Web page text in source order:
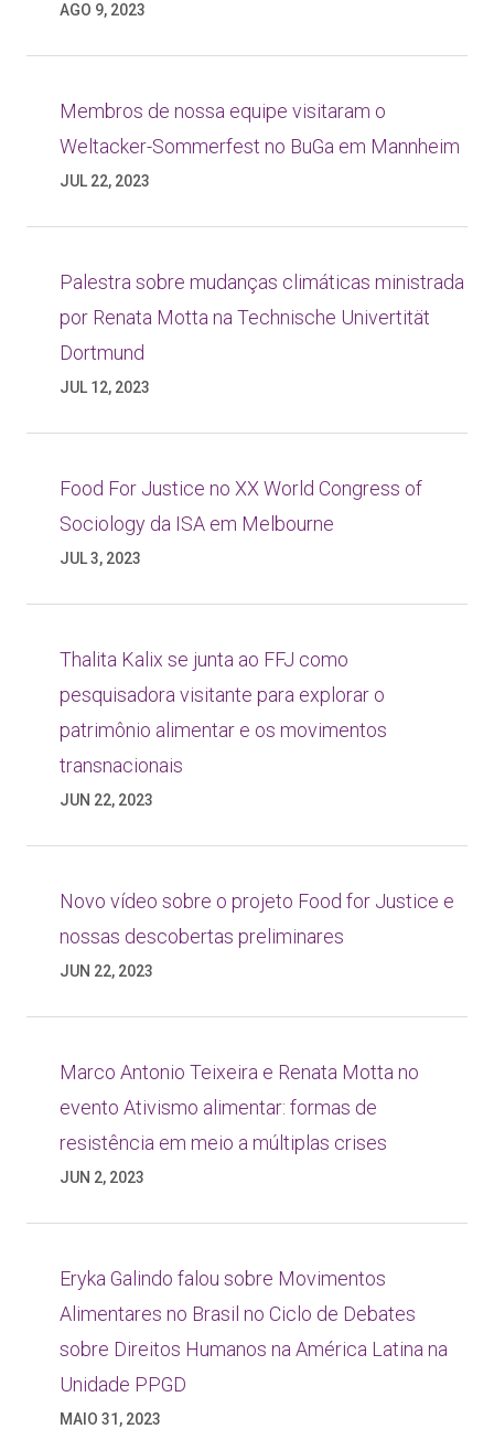
AGO 9, 2023
Membros de nossa equipe visitaram o
Weltacker-Sommerfest no BuGa em Mannheim
JUL 22, 2023
Palestra sobre mudanças climáticas ministrada
por Renata Motta na Technische Univertität
Dortmund
JUL 12, 2023
Food For Justice no XX World Congress of
Sociology da ISA em Melbourne
JUL 3, 2023
Thalita Kalix se junta ao FFJ como
pesquisadora visitante para explorar o
patrimônio alimentar e os movimentos
transnacionais
JUN 22, 2023
Novo vídeo sobre o projeto Food for Justice e
nossas descobertas preliminares
JUN 22, 2023
Marco Antonio Teixeira e Renata Motta no
evento Ativismo alimentar: formas de
resistência em meio a múltiplas crises
JUN 2, 2023
Eryka Galindo falou sobre Movimentos
Alimentares no Brasil no Ciclo de Debates
sobre Direitos Humanos na América Latina na
Unidade PPGD
MAIO 31, 2023